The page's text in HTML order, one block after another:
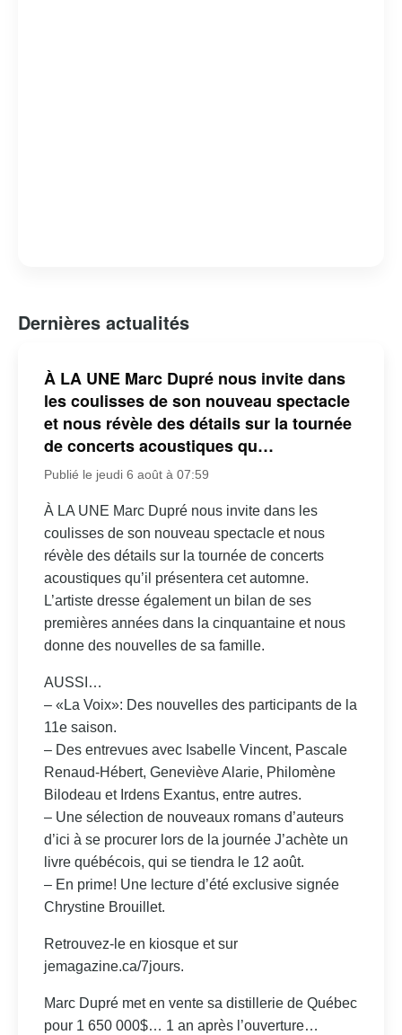
Dernières actualités
À LA UNE Marc Dupré nous invite dans
les coulisses de son nouveau spectacle
et nous révèle des détails sur la tournée
de concerts acoustiques qu…
Publié le jeudi 6 août à 07:59
À LA UNE Marc Dupré nous invite dans les
coulisses de son nouveau spectacle et nous
révèle des détails sur la tournée de concerts
acoustiques qu’il présentera cet automne.
L’artiste dresse également un bilan de ses
premières années dans la cinquantaine et nous
donne des nouvelles de sa famille.
AUSSI…
– «La Voix»: Des nouvelles des participants de la
11e saison.
– Des entrevues avec Isabelle Vincent, Pascale
Renaud-Hébert, Geneviève Alarie, Philomène
Bilodeau et Irdens Exantus, entre autres.
– Une sélection de nouveaux romans d’auteurs
d’ici à se procurer lors de la journée J’achète un
livre québécois, qui se tiendra le 12 août.
– En prime! Une lecture d’été exclusive signée
Chrystine Brouillet.
Retrouvez-le en kiosque et sur
jemagazine.ca/7jours.
Marc Dupré met en vente sa distillerie de Québec
pour 1 650 000$… 1 an après l’ouverture…